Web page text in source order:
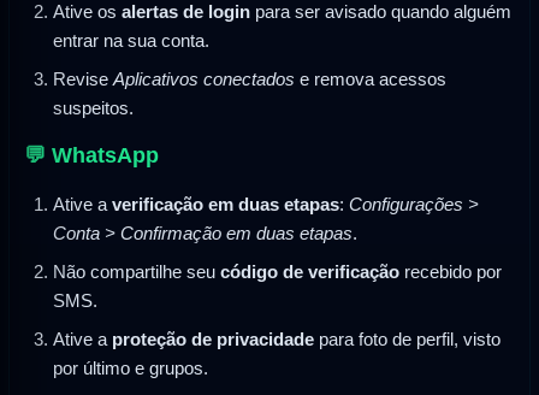
Ative os alertas de login para ser avisado quando alguém
entrar na sua conta.
Revise Aplicativos conectados e remova acessos
suspeitos.
💬 WhatsApp
Ative a verificação em duas etapas: Configurações >
Conta > Confirmação em duas etapas.
Não compartilhe seu código de verificação recebido por
SMS.
Ative a proteção de privacidade para foto de perfil, visto
por último e grupos.